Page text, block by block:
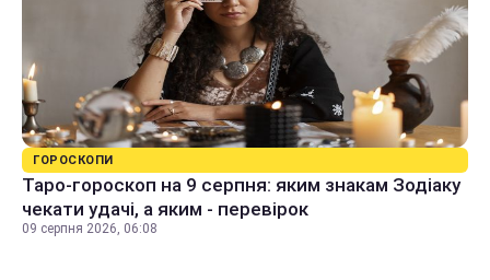
ГОРОСКОПИ
Таро-гороскоп на 9 серпня: яким знакам Зодіаку
чекати удачі, а яким - перевірок
09 серпня 2026, 06:08